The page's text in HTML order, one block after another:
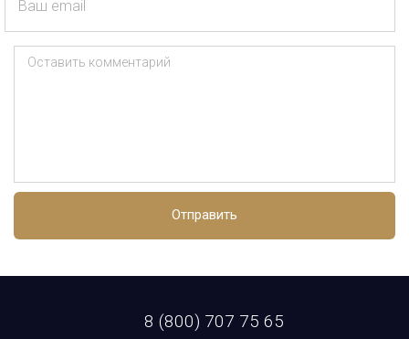
Ваш email
Оставить комментарий
Отправить
8 (800) 707 75 65